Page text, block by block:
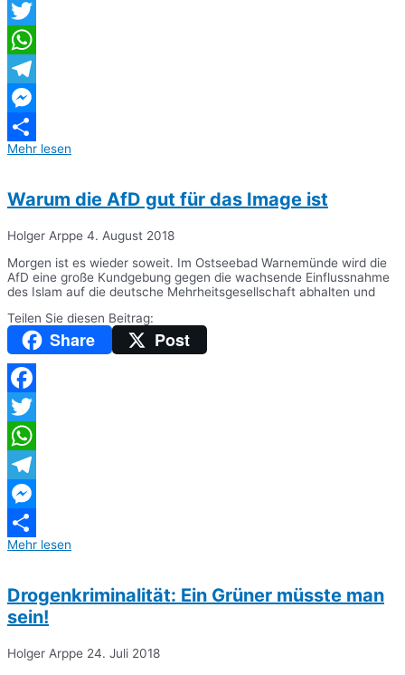
Facebook
Twitter
WhatsApp
Telegram
Messenger
Teilen
Mehr lesen
Warum die AfD gut für das Image ist
Holger Arppe 4. August 2018
Morgen ist es wieder soweit. Im Ostseebad Warnemünde wird die
AfD eine große Kundgebung gegen die wachsende Einflussnahme
des Islam auf die deutsche Mehrheitsgesellschaft abhalten und
Teilen Sie diesen Beitrag:
Share Post
Facebook
Twitter
WhatsApp
Telegram
Messenger
Teilen
Mehr lesen
Drogenkriminalität: Ein Grüner müsste man
sein!
Holger Arppe 24. Juli 2018